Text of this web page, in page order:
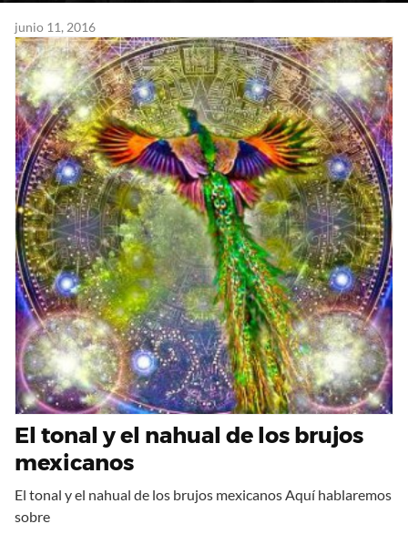
junio 11, 2016
El tonal y el nahual de los brujos
mexicanos
El tonal y el nahual de los brujos mexicanos Aquí hablaremos
sobre